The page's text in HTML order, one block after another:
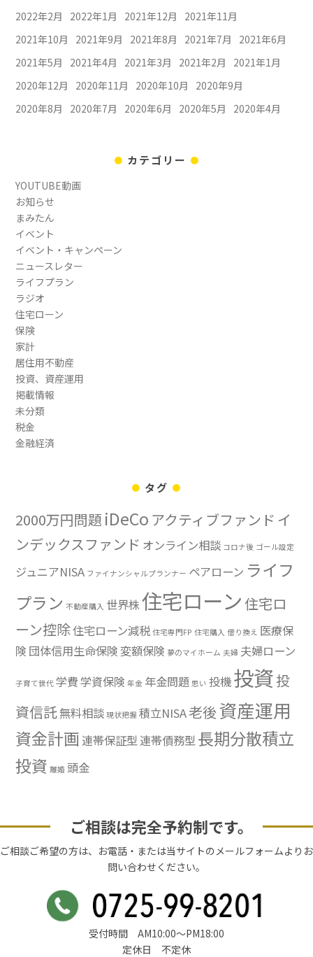
2022年2月 2022年1月 2021年12月
2021年11月
2021年10月
2021年9月 2021年8月 2021年7月
2021年6月
2021年5月
2021年4月 2021年3月 2021年2月
2021年1月
2020年12月
2020年11月 2020年10月
2020年9月
2020年8月
2020年7月 2020年6月 2020年5月 2020年4月
カテゴリー
YOUTUBE動画
お知らせ
まみたん
イベント
イベント・キャンペーン
ニュースレター
ライフプラン
ラジオ
住宅ローン
保険
家計
居住用不動産
投資、資産運用
掲載情報
未分類
税金
金融経済
タグ
2000万円問題 iDeCo アクティブファンド イ
ンデックスファンド オンライン相談 コロナ後 ゴール設定
ジュニアNISA ファイナンシャルプランナー ペアローン ライフ
プラン 不動産購入 世界株住宅ローン住宅ロ
ーン控除住宅ローン減税 住宅専門FP 住宅購入 借り換え 医療保
険 団体信用生命保険変額保険 夢のマイホーム 夫婦 夫婦ローン
子育て世代 学費学資保険 年金 年金問題 思い 投機投資投
資信託無料相談 現状把握 積立NISA老後資産運用
資金計画 連帯保証型 連帯債務型 長期分散積立
投資 離婚 頭金
ご相談は完全予約制です。
ご相談ご希望の方は、お電話・または当サイトのメールフォームよりお
問い合わせください。
受付時間 AM10:00〜PM18:00
定休日 不定休